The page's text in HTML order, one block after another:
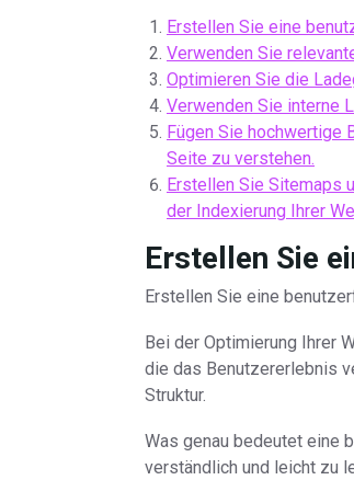
Erstellen Sie eine
Verwenden Sie
Optimieren Sie die
Verwenden Sie interne
Fügen Sie hochwertige
Seite zu verstehen.
Erstellen Sie Sitemaps
der Indexierung Ihrer
Erstellen Sie
Erstellen Sie eine
Bei der Optimierung Ihrer
die das Benutzererlebnis
Struktur.
Was genau bedeutet eine
verständlich und leicht zu